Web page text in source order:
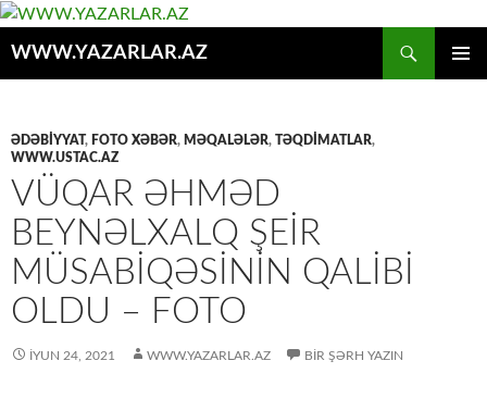
WWW.YAZARLAR.AZ
ƏDƏBİYYAT, FOTO XƏBƏR, MƏQALƏLƏR, TƏQDİMATLAR,
WWW.USTAC.AZ
VÜQAR ƏHMƏD
BEYNƏLXALQ ŞEIR
MÜSABIQƏSININ QALIBI
OLDU – FOTO
İYUN 24, 2021 WWW.YAZARLAR.AZ BIR ŞƏRH YAZIN